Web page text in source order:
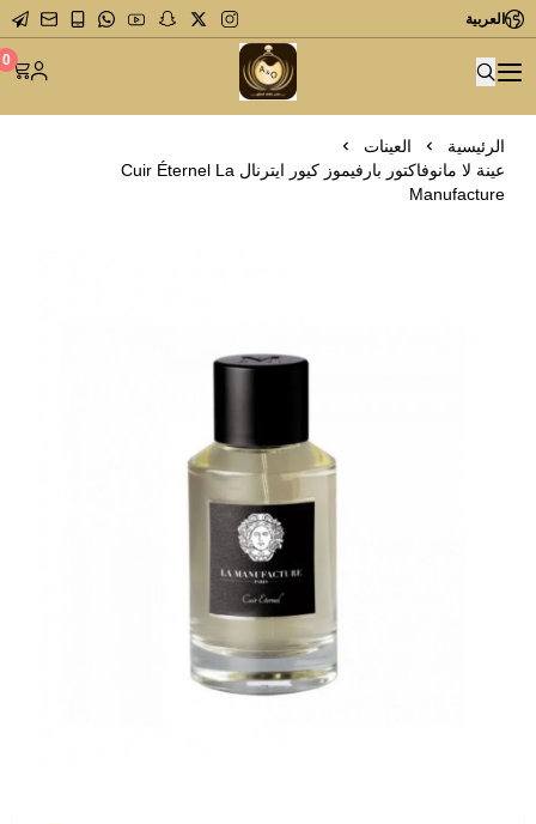
العربية
متجر عاشق العطور 0
الرئيسية
العينات
عينة لا مانوفاكتور بارفيموز كيور ايترنال Cuir Éternel La
Manufacture